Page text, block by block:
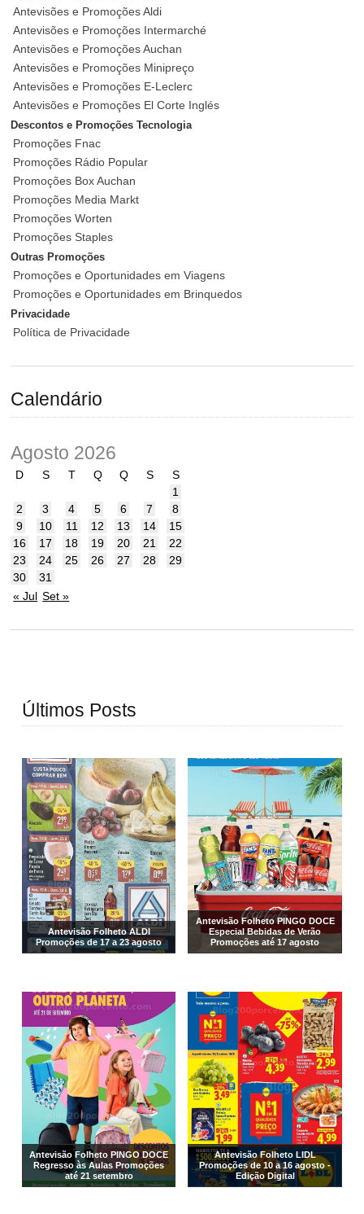
Antevisões e Promoções Aldi
Antevisões e Promoções Intermarché
Antevisões e Promoções Auchan
Antevisões e Promoções Minipreço
Antevisões e Promoções E-Leclerc
Antevisões e Promoções El Corte Inglés
Descontos e Promoções Tecnologia
Promoções Fnac
Promoções Rádio Popular
Promoções Box Auchan
Promoções Media Markt
Promoções Worten
Promoções Staples
Outras Promoções
Promoções e Oportunidades em Viagens
Promoções e Oportunidades em Brinquedos
Privacidade
Política de Privacidade
Calendário
Agosto 2026
D S T Q Q S
S
1
2
3 4 5 6 7
8
9
10 11 12 13 14
15
16
17 18 19 20 21
22
23
24 25 26 27 28
29
30
31
« Jul Set »
Últimos Posts
Antevisão Folheto ALDI
Promoções de 17 a 23 agosto
Antevisão Folheto PINGO DOCE
Especial Bebidas de Verão
Promoções até 17 agosto
Antevisão Folheto PINGO DOCE
Regresso às Aulas Promoções
até 21 setembro
Antevisão Folheto LIDL
Promoções de 10 a 16 agosto -
Edição Digital